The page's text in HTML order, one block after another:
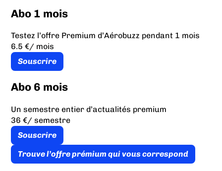
Abo 1 mois
Testez l’offre Premium d’Aérobuzz pendant 1 mois
6.5 €/ mois
Souscrire
Abo 6 mois
Un semestre entier d’actualités premium
36 €/ semestre
Souscrire
Trouve l’offre prémium qui vous correspond